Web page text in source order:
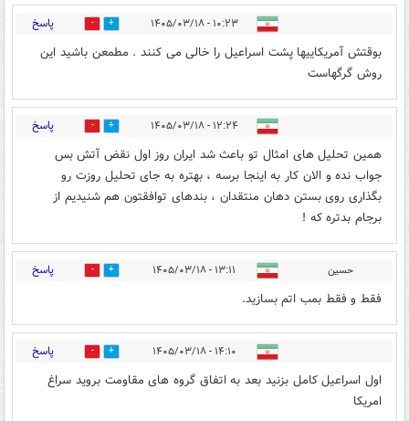
۱۰:۲۳ - ۱۴۰۵/۰۳/۱۸ 3 پاسخ
بوقتش آمریکاییها پشت اسراعیل را خالی می کنند . مطمعن باشید این
روش گرگهاست
۱۲:۲۴ - ۱۴۰۵/۰۳/۱۸ 0 پاسخ
همین تحلیل های امثال تو باعث شد ایران روز اول نقض آتش بس
جواب نده و الان کار به اینجا برسه ، بهتره به جای تحلیل روزت رو
بگذاری روی بستن دهان منتقدان ، بندهای توافقتون هم شنیدیم از
برجام بدتره که !
حسین ۱۳:۱۱ - ۱۴۰۵/۰۳/۱۸ 3 پاسخ
فقط و فقط بمب اتم بسازید.
۱۴:۱۰ - ۱۴۰۵/۰۳/۱۸ 2 پاسخ
اول‌ اسراعیل کامل بزنید بعد به اتفاق گروه های مقاومت بروید سراغ
امریکا